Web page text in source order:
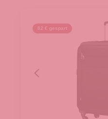
82 € gespart